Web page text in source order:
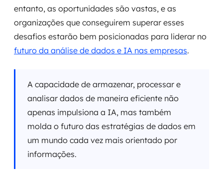
entanto, as oportunidades são vastas, e as
organizações que conseguirem superar esses
desafios estarão bem posicionadas para liderar no
futuro da análise de dados e IA nas empresas.
A capacidade de armazenar, processar e
analisar dados de maneira eficiente não
apenas impulsiona a IA, mas também
molda o futuro das estratégias de dados em
um mundo cada vez mais orientado por
informações.